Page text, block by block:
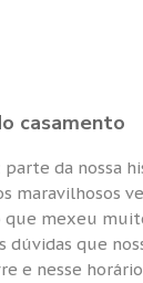
casamento
da nossa
maravilhosos
mexeu
dúvidas que
e nesse